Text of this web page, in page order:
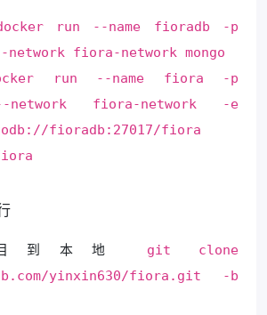
run --name fioradb -p
network fiora-network mongo
run --name fiora -p
network fiora-network -e
fioradb:27017/fiora
到本地
git clone
yinxin630/fiora.git -b